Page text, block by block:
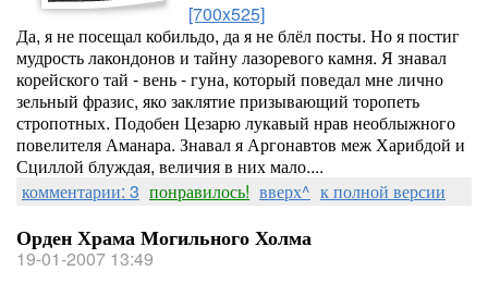
[700x525]
Да, я не посещал кобильдо, да я не блёл посты. Но я постиг
мудрость лакондонов и тайну лазоревого камня. Я знавал
корейского тай - вень - гуна, который поведал мне лично
зельный фразис, яко заклятие призывающий торопеть
стропотных. Подобен Цезарю лукавый нрав необлыжного
повелителя Аманара. Знавал я Аргонавтов меж Харибдой и
Сциллой блуждая, величия в них мало....
комментарии: 3 понравилось! вверх^ к полной версии
Орден Храма Могильного Холма
19-01-2007 13:49